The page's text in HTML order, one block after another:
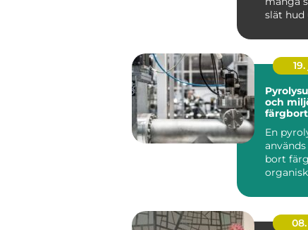
slät hud
Pyrolysugn
och
En
bort